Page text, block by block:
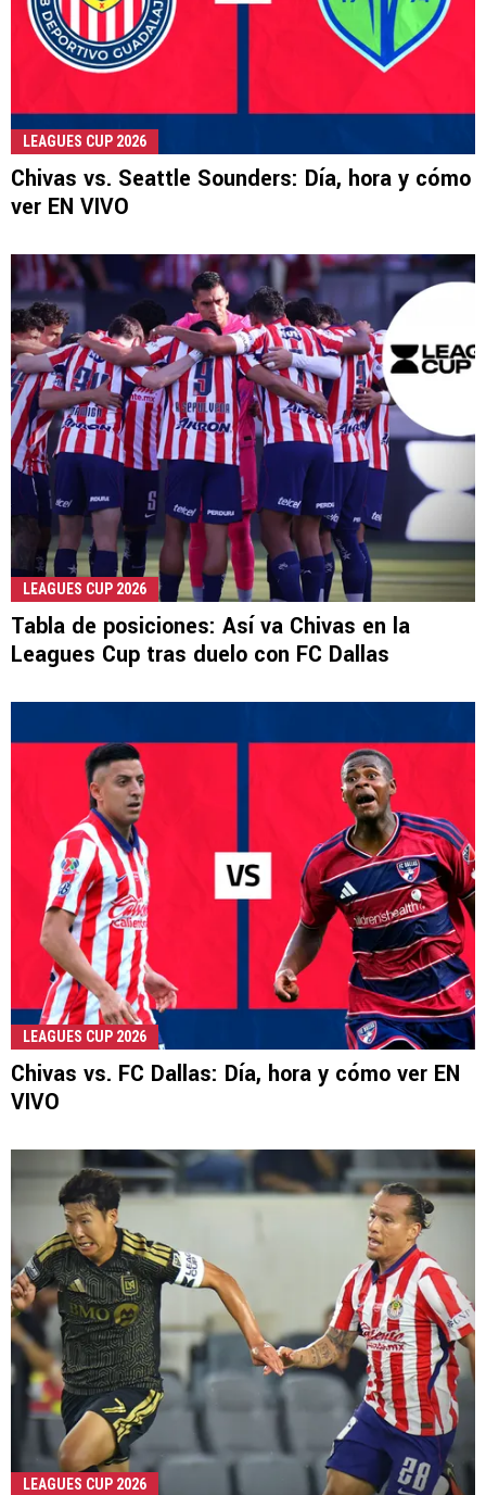
LEAGUES CUP 2026
Chivas vs. Seattle Sounders: Día, hora y cómo
ver EN VIVO
LEAGUES CUP 2026
Tabla de posiciones: Así va Chivas en la
Leagues Cup tras duelo con FC Dallas
LEAGUES CUP 2026
Chivas vs. FC Dallas: Día, hora y cómo ver EN
VIVO
LEAGUES CUP 2026